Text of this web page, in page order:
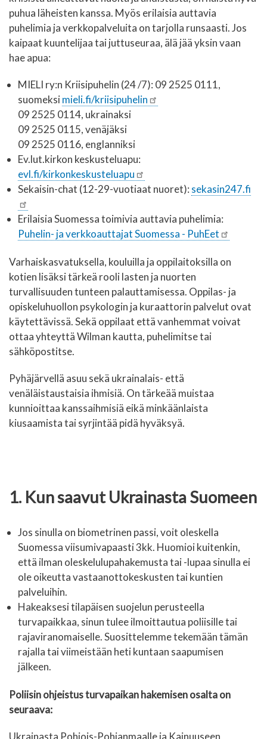
puhua läheisten kanssa. Myös erilaisia auttavia
puhelimia ja verkkopalveluita on tarjolla runsaasti. Jos
kaipaat kuuntelijaa tai juttuseuraa, älä jää yksin vaan
hae apua:
MIELI ry:n Kriisipuhelin (24 /7): 09 2525 0111,
suomeksimieli.fi/kriisipuhelin
09 2525 0114, ukrainaksi
09 2525 0115, venäjäksi
09 2525 0116, englanniksi
Ev.lut.kirkon keskusteluapu:
evl.fi/kirkonkeskusteluapu
Sekaisin-chat (12-29-vuotiaat nuoret): sekasin247.fi
Erilaisia Suomessa toimivia auttavia puhelimia:
Puhelin- ja verkkoauttajat Suomessa - PuhEet
Varhaiskasvatuksella, kouluilla ja oppilaitoksilla on
kotien lisäksi tärkeä rooli lasten ja nuorten
turvallisuuden tunteen palauttamisessa. Oppilas- ja
opiskeluhuollon psykologin ja kuraattorin palvelut ovat
käytettävissä. Sekä oppilaat että vanhemmat voivat
ottaa yhteyttä Wilman kautta, puhelimitse tai
sähköpostitse.
Pyhäjärvellä asuu sekä ukrainalais- että
venäläistaustaisia ihmisiä. On tärkeää muistaa
kunnioittaa kanssaihmisiä eikä minkäänlaista
kiusaamista tai syrjintää pidä hyväksyä.
1. Kun saavut Ukrainasta Suomeen
Jos sinulla on biometrinen passi, voit oleskella
Suomessa viisumivapaasti 3kk. Huomioi kuitenkin,
että ilman oleskelulupahakemusta tai -lupaa sinulla ei
ole oikeutta vastaanottokeskusten tai kuntien
palveluihin.
Hakeaksesi tilapäisen suojelun perusteella
turvapaikkaa, sinun tulee ilmoittautua poliisille tai
rajaviranomaiselle. Suosittelemme tekemään tämän
rajalla tai viimeistään heti kuntaan saapumisen
jälkeen.
Poliisin ohjeistus turvapaikan hakemisen osalta on
seuraava: